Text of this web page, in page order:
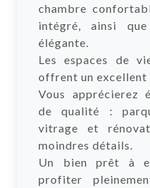
chambre
intégré, ainsi
élégante.
Les espaces de
offrent un excellent
Vous apprécierez
de qualité :
vitrage et
moindres détails.
Un bien prêt à
profiter